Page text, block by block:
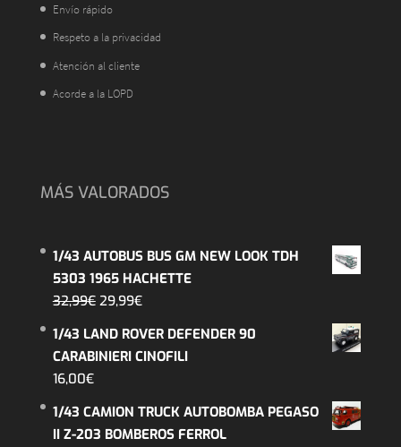
Envío rápido
Respeto a la privacidad
Atención al cliente
Acorde a la LOPD
MÁS VALORADOS
1/43 AUTOBUS BUS GM NEW LOOK TDH
5303 1965 HACHETTE
32,99€ El
29,99€El
1/43 LAND ROVER DEFENDER 90
CARABINIERI CINOFILI
16,00€
1/43 CAMION TRUCK AUTOBOMBA PEGASO
II Z-203 BOMBEROS FERROL